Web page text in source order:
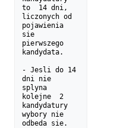
to  14 dni,
liczonych od
pojawienia
sie
pierwszego
kandydata.
- Jesli do 14
dni nie
splyna
kolejne  2
kandydatury
wybory nie
odbeda sie.